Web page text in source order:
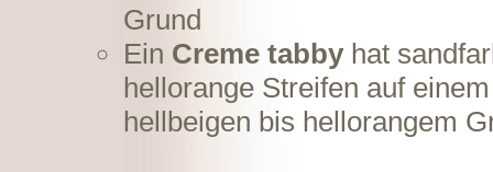
Grund
Ein Creme tabbyhat
hellorange Streifen auf
hellbeigen bis hellorangem